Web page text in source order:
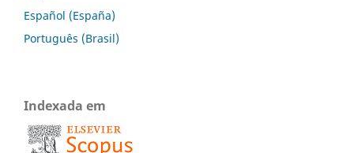
Español (España)
Português (Brasil)
Indexada em